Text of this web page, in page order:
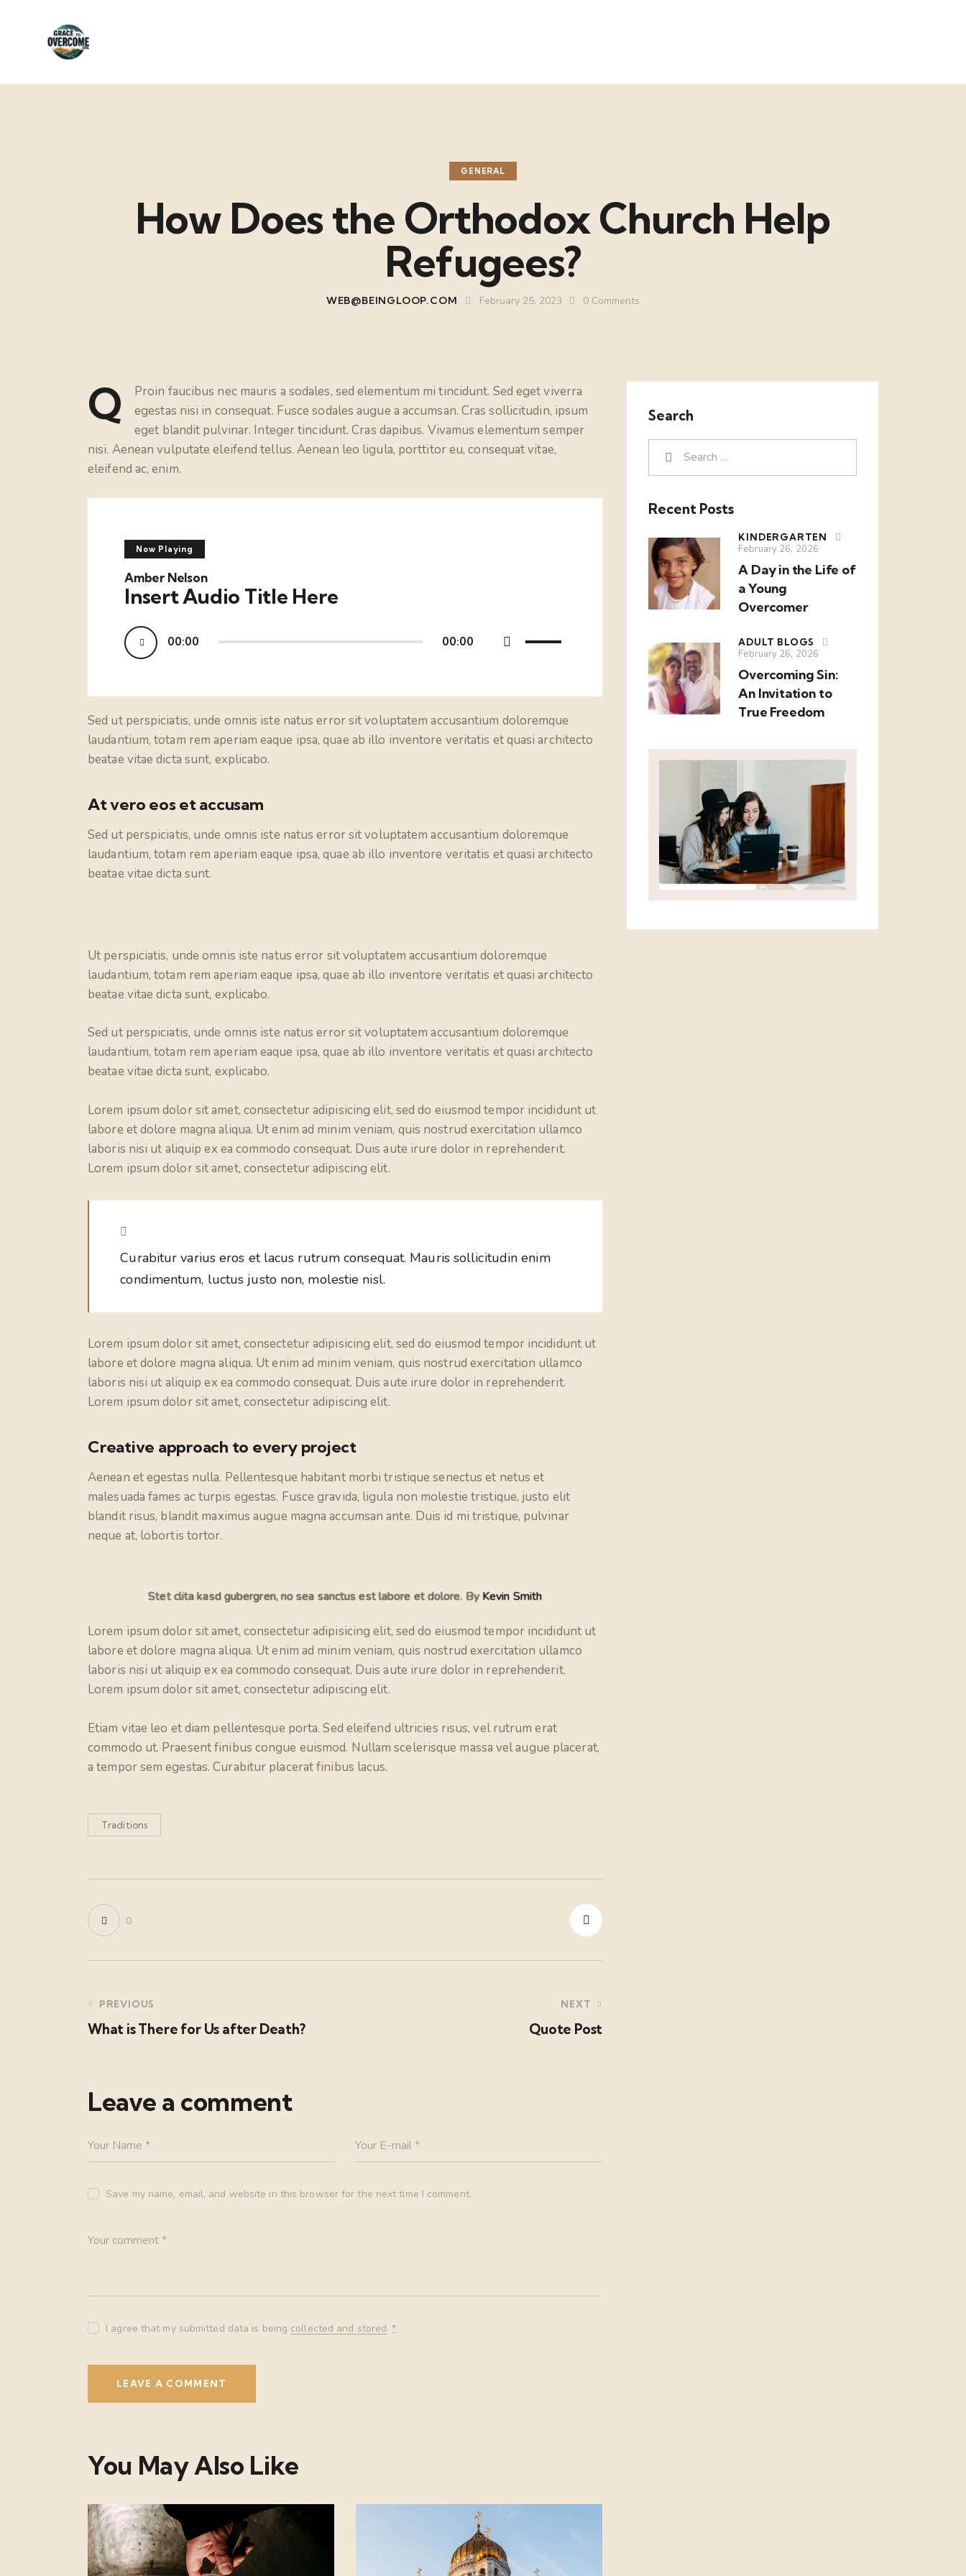
GENERAL
How Does the Orthodox Church Help
Refugees?
WEB@BEINGLOOP.COM February 25, 2023 0 Comments
Q
Proin faucibus nec mauris a sodales, sed elementum mi tincidunt. Sed eget viverra
egestas nisi in consequat. Fusce sodales augue a accumsan. Cras sollicitudin, ipsum
eget blandit pulvinar. Integer tincidunt. Cras dapibus. Vivamus elementum semper
nisi. Aenean vulputate eleifend tellus. Aenean leo ligula, porttitor eu, consequat vitae,
eleifend ac, enim.
Now Playing
Amber Nelson
Insert Audio Title Here
Audio
Player
00:00 00:00
keys
increase
Sed ut perspiciatis, unde omnis iste natus error sit voluptatem accusantium doloremque
laudantium, totam rem aperiam eaque ipsa, quae ab illo inventore veritatis et quasi architecto
beatae vitae dicta sunt, explicabo.
At vero eos et accusam
Sed ut perspiciatis, unde omnis iste natus error sit voluptatem accusantium doloremque
laudantium, totam rem aperiam eaque ipsa, quae ab illo inventore veritatis et quasi architecto
beatae vitae dicta sunt.
Ut perspiciatis, unde omnis iste natus error sit voluptatem accusantium doloremque
laudantium, totam rem aperiam eaque ipsa, quae ab illo inventore veritatis et quasi architecto
beatae vitae dicta sunt, explicabo.
Sed ut perspiciatis, unde omnis iste natus error sit voluptatem accusantium doloremque
laudantium, totam rem aperiam eaque ipsa, quae ab illo inventore veritatis et quasi architecto
beatae vitae dicta sunt, explicabo.
Lorem ipsum dolor sit amet, consectetur adipisicing elit, sed do eiusmod tempor incididunt ut
labore et dolore magna aliqua. Ut enim ad minim veniam, quis nostrud exercitation ullamco
laboris nisi ut aliquip ex ea commodo consequat. Duis aute irure dolor in reprehenderit.
Lorem ipsum dolor sit amet, consectetur adipiscing elit.
Curabitur varius eros et lacus rutrum consequat. Mauris sollicitudin enim
condimentum, luctus justo non, molestie nisl.
Lorem ipsum dolor sit amet, consectetur adipisicing elit, sed do eiusmod tempor incididunt ut
labore et dolore magna aliqua. Ut enim ad minim veniam, quis nostrud exercitation ullamco
laboris nisi ut aliquip ex ea commodo consequat. Duis aute irure dolor in reprehenderit.
Lorem ipsum dolor sit amet, consectetur adipiscing elit.
Creative approach to every project
Aenean et egestas nulla. Pellentesque habitant morbi tristique senectus et netus et
malesuada fames ac turpis egestas. Fusce gravida, ligula non molestie tristique, justo elit
blandit risus, blandit maximus augue magna accumsan ante. Duis id mi tristique, pulvinar
neque at, lobortis tortor.
Stet clita kasd gubergren, no sea sanctus est labore et dolore. ByKevin Smith
Lorem ipsum dolor sit amet, consectetur adipisicing elit, sed do eiusmod tempor incididunt ut
labore et dolore magna aliqua. Ut enim ad minim veniam, quis nostrud exercitation ullamco
laboris nisi ut aliquip ex ea commodo consequat. Duis aute irure dolor in reprehenderit.
Lorem ipsum dolor sit amet, consectetur adipiscing elit.
Etiam vitae leo et diam pellentesque porta. Sed eleifend ultricies risus, vel rutrum erat
commodo ut. Praesent finibus congue euismod. Nullam scelerisque massa vel augue placerat,
a tempor sem egestas. Curabitur placerat finibus lacus.
Traditions
0
PREVIOUS
What is There for Us after Death?
NEXT
Quote Post
Leave a comment
Save my name, email, and website in this browser for the next time I comment.
I agree that my submitted data is being collected and stored.*
You May Also Like
Search
Recent Posts
KINDERGARTEN
February 26, 2026
A Day in the Life of
a Young
Overcomer
ADULT BLOGS
February 26, 2026
Overcoming Sin:
An Invitation to
True Freedom